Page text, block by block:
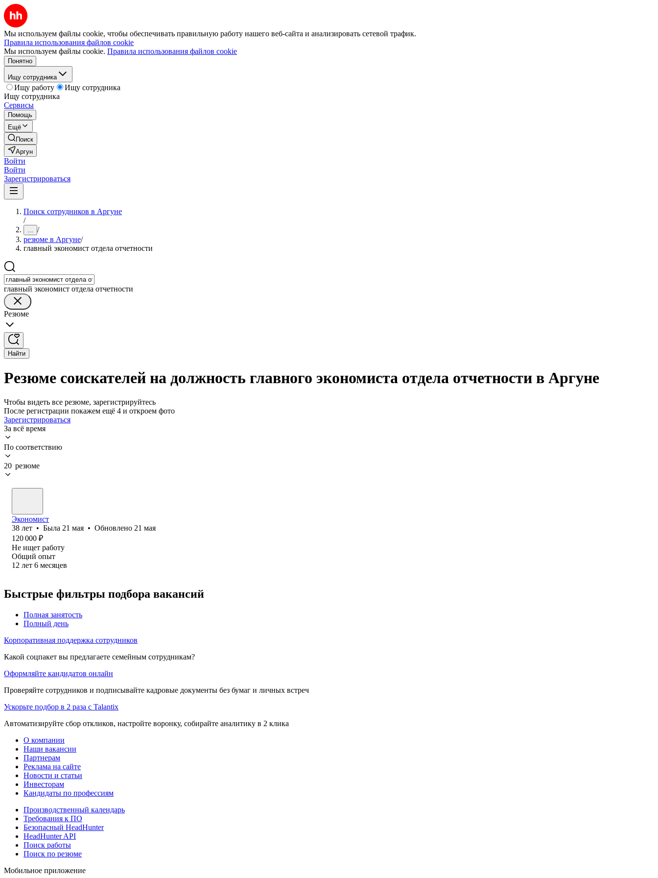
Мы используем файлы cookie, чтобы обеспечивать правильную работу нашего веб-сайта и анализировать сетевой трафик.
Правила использования файлов cookie
Мы используем файлы cookie. Правила использования файлов cookie
Понятно
Ищу сотрудника
Ищу работу
Ищу сотрудника
Ищу сотрудника
Сервисы
Помощь
Ещё
Поиск
Аргун
Войти
Войти
Зарегистрироваться
Поиск сотрудников в Аргуне
/
... /
резюме в Аргуне/
главный экономист отдела отчетности
главный экономист отдела отчетности
Резюме
Найти
Резюме соискателей на должность главного экономиста отдела отчетности в Аргуне
Чтобы видеть все резюме, зарегистрируйтесь
После регистрации покажем ещё 4 и откроем фото
Зарегистрироваться
За всё время
По соответствию
20 резюме
Экономист
38 лет • Была 21 мая • Обновлено 21 мая
120 000 ₽
Не ищет работу
Общий опыт
12 лет 6 месяцев
Быстрые фильтры подбора вакансий
Полная занятость
Полный день
Корпоративная поддержка сотрудников
Какой соцпакет вы предлагаете семейным сотрудникам?
Оформляйте кандидатов онлайн
Проверяйте сотрудников и подписывайте кадровые документы без бумаг и личных встреч
Ускорьте подбор в 2 раза с Talantix
Автоматизируйте сбор откликов, настройте воронку, собирайте аналитику в 2 клика
О компании
Наши вакансии
Партнерам
Реклама на сайте
Новости и статьи
Инвесторам
Кандидаты по профессиям
Производственный календарь
Требования к ПО
Безопасный HeadHunter
HeadHunter API
Поиск работы
Поиск по резюме
Мобильное приложение